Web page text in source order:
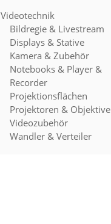
Videotechnik
Bildregie & Livestream
Displays & Stative
Kamera & Zubehör
Notebooks & Player &
Recorder
Projektionsflächen
Projektoren & Objektive
Videozubehör
Wandler & Verteiler